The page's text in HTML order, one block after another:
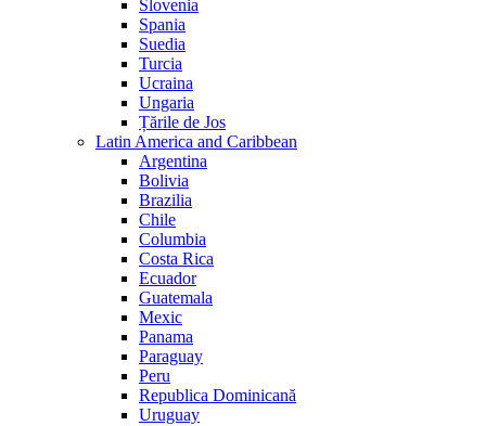
Slovenia
Spania
Suedia
Turcia
Ucraina
Ungaria
Țările de Jos
Latin America and Caribbean
Argentina
Bolivia
Brazilia
Chile
Columbia
Costa Rica
Ecuador
Guatemala
Mexic
Panama
Paraguay
Peru
Republica Dominicană
Uruguay